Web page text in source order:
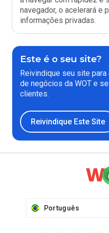
navegador, o acelerará e
informações privadas.
Este é o seu site?
Reivindique seu site
de negócios da WOT e
clientes.
Reivindique Este Site
Português